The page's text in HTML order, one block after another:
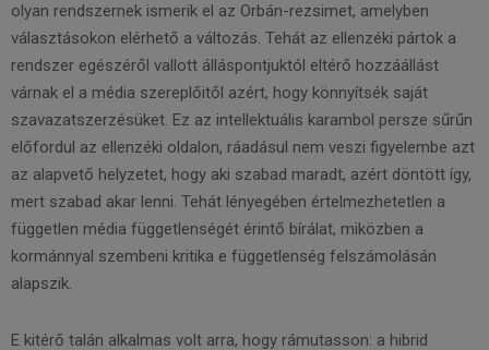
olyan rendszernek ismerik el az Orbán-rezsimet, amelyben
választásokon elérhető a változás. Tehát az ellenzéki pártok a
rendszer egészéről vallott álláspontjuktól eltérő hozzáállást
várnak el a média szereplőitől azért, hogy könnyítsék saját
szavazatszerzésüket. Ez az intellektuális karambol persze sűrűn
előfordul az ellenzéki oldalon, ráadásul nem veszi figyelembe azt
az alapvető helyzetet, hogy aki szabad maradt, azért döntött így,
mert szabad akar lenni. Tehát lényegében értelmezhetetlen a
független média függetlenségét érintő bírálat, miközben a
kormánnyal szembeni kritika e függetlenség felszámolásán
alapszik.
E kitérő talán alkalmas volt arra, hogy rámutasson: a hibrid